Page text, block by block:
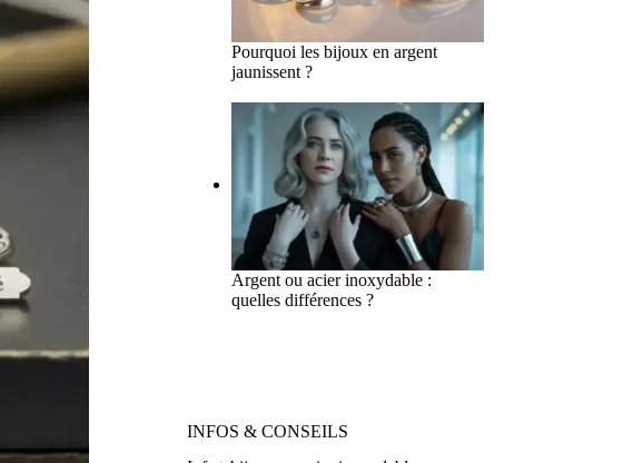
Pourquoi les bijoux en argent
jaunissent ?
Argent ou acier inoxydable :
quelles différences ?
INFOS & CONSEILS